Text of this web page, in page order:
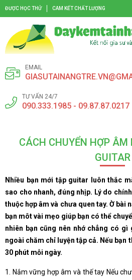
ĐƯỢC HỌC THỬ CAM KẾT CHẤT LƯỢNG
EMAIL
TƯ VẤN 24/7
090.333.1985 - 09.87.87.0217
CÁCH CHUYỂN HỢP
GUITAR
Nhiều bạn mới tập guitar luôn thắc
sao cho nhanh, đúng nhịp. Lý do
thuộc hợp âm và chưa quen tay. Ờ bài
bạn môt vài mẹo giúp bạn có thể
nhiên bạn cũng nên nhớ chẳng có gì
ngoài chăm chỉ luyện tập cả. Nếu bạn
30 phút mỗi ngày.
1. Nắm vững hợp âm và thế tay Nếu